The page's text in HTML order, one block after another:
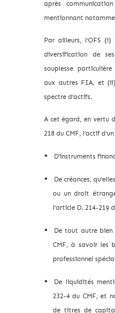
après
mentionnant
Par ailleurs, l’OFS
diversification de
souplesse
aux autres FIA, et
spectre d’actifs.
A cet égard, en vertu
218 du CMF, l’actif
D’instruments
De créances,
ou un droit
l’article D. 214-219
De tout autre bien
CMF, à savoir les
professionnel
De liquidités
232-4 du CMF, et
de titres de